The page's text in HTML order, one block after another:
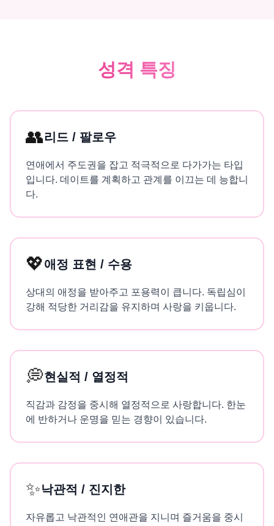
성격 특징
👥리드 / 팔로우
연애에서 주도권을 잡고 적극적으로 다가가는 타입
입니다. 데이트를 계획하고 관계를 이끄는 데 능합니
다.
💖애정 표현 / 수용
상대의 애정을 받아주고 포용력이 큽니다. 독립심이
강해 적당한 거리감을 유지하며 사랑을 키웁니다.
💭현실적 / 열정적
직감과 감정을 중시해 열정적으로 사랑합니다. 한눈
에 반하거나 운명을 믿는 경향이 있습니다.
✨낙관적 / 진지한
자유롭고 낙관적인 연애관을 지니며 즐거움을 중시